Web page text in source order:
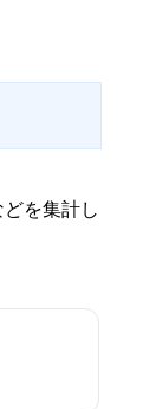
を集計し